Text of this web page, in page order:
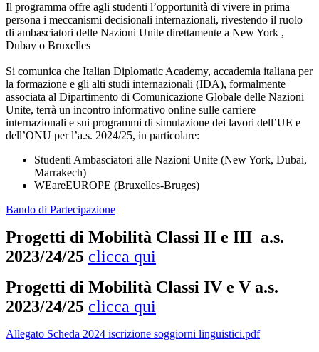
Il programma offre agli studenti l’opportunità di vivere in prima
persona i meccanismi decisionali internazionali, rivestendo il ruolo
di ambasciatori delle Nazioni Unite direttamente a New York ,
Dubay o Bruxelles
Si comunica che Italian Diplomatic Academy, accademia italiana per
la formazione e gli alti studi internazionali (IDA), formalmente
associata al Dipartimento di Comunicazione Globale delle Nazioni
Unite, terrà un incontro informativo online sulle carriere
internazionali e sui programmi di simulazione dei lavori dell’UE e
dell’ONU per l’a.s. 2024/25, in particolare:
Studenti Ambasciatori alle Nazioni Unite (New York, Dubai,
Marrakech)
WEareEUROPE (Bruxelles-Bruges)
Bando di Partecipazione
Progetti di Mobilità Classi II e III a.s.
2023/24/25 clicca qui
Progetti di Mobilità Classi IV e V a.s.
2023/24/25 clicca qui
Allegato Scheda 2024 iscrizione soggiorni linguistici.pdf